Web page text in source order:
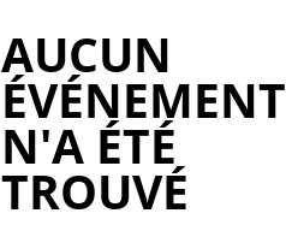
AUCUN
ÉVÉNEMENT
N'A ÉTÉ
TROUVÉ